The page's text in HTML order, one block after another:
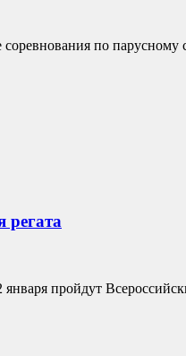
по
регата
пройдут